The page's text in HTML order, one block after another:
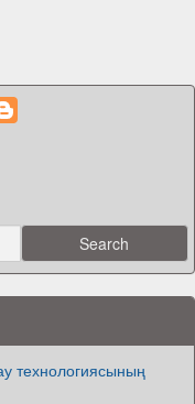
технологиясының